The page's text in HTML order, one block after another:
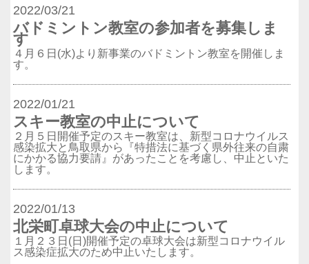
2022/03/21
バドミントン教室の参加者を募集しま
す
４月６日(水)より新事業のバドミントン教室を開催しま
す。
2022/01/21
スキー教室の中止について
２月５日開催予定のスキー教室は、新型コロナウイルス
感染拡大と鳥取県から『特措法に基づく県外往来の自粛
にかかる協力要請』があったことを考慮し、中止といた
します。
2022/01/13
北栄町卓球大会の中止について
１月２３日(日)開催予定の卓球大会は新型コロナウイル
ス感染症拡大のため中止いたします。